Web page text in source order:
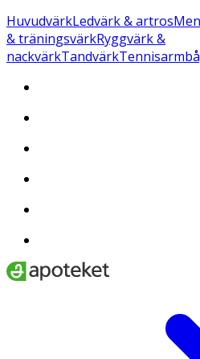
HuvudvärkLedvärk & artros
& träningsvärkRyggvärk &
nackvärkTandvärk